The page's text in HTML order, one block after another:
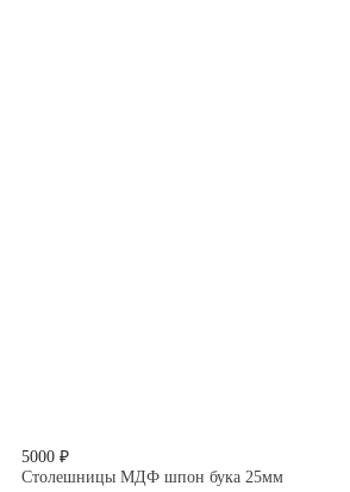
5000 ₽
Столешницы МДФ шпон бука 25мм